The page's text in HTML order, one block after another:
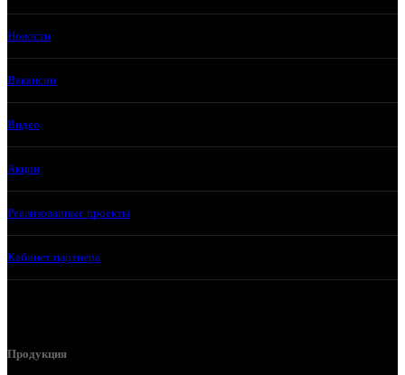
Новости
Вакансии
Видео
Акции
Реализованные проекты
Кабинет партнера
Продукция